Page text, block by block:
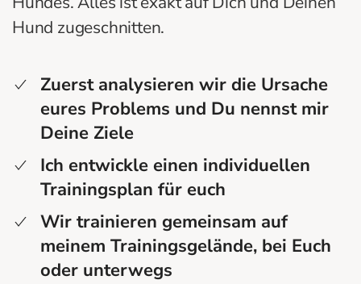
Hund zugeschnitten.
Zuerst analysieren wir die Ursache
eures Problems und Du nennst mir
Deine Ziele
Ich entwickle einen individuellen
Trainingsplan für euch
Wir trainieren gemeinsam auf
meinem Trainingsgelände, bei Euch
oder unterwegs